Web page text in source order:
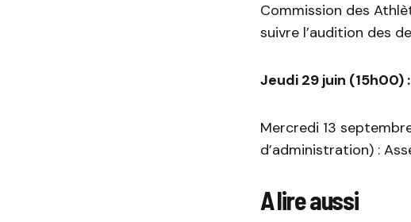
Commission des
suivre l’audition des
Jeudi 29 juin (15h00) :
Mercredi 13
d’administration) :
A lire aussi